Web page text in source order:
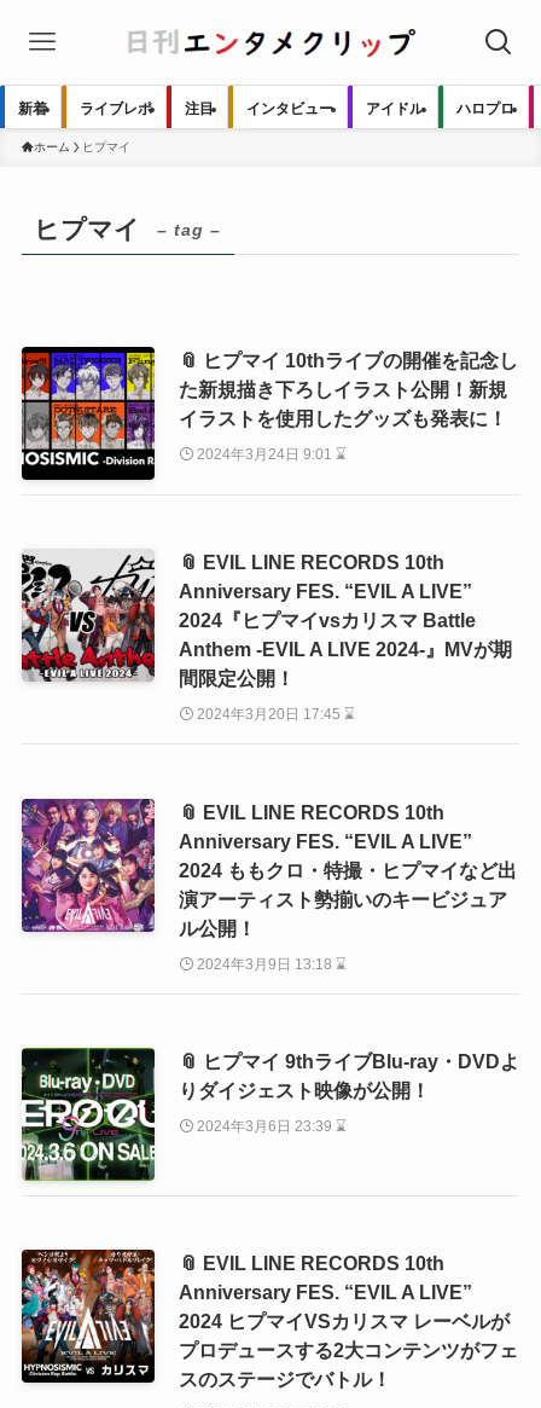
新着 ライブレポ 注目 インタビュー アイドル ハロプロ
ホーム ヒプマイ
ヒプマイ – tag –
📎 ヒプマイ 10thライブの開催を記念し
た新規描き下ろしイラスト公開！新規
イラストを使用したグッズも発表に！
2024年3月24日 9:01 ⌛
📎 EVIL LINE RECORDS 10th
Anniversary FES. “EVIL A LIVE”
2024『ヒプマイvsカリスマ Battle
Anthem -EVIL A LIVE 2024-』MVが期
間限定公開！
2024年3月20日 17:45 ⌛
📎 EVIL LINE RECORDS 10th
Anniversary FES. “EVIL A LIVE”
2024 ももクロ・特撮・ヒプマイなど出
演アーティスト勢揃いのキービジュア
ル公開！
2024年3月9日 13:18 ⌛
📎 ヒプマイ 9thライブBlu-ray・DVDよ
りダイジェスト映像が公開！
2024年3月6日 23:39 ⌛
📎 EVIL LINE RECORDS 10th
Anniversary FES. “EVIL A LIVE”
2024 ヒプマイVSカリスマ レーベルが
プロデュースする2大コンテンツがフェ
スのステージでバトル！